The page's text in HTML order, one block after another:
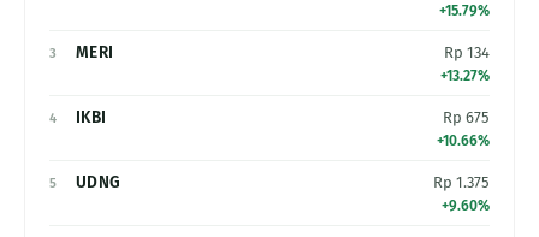
+15.79%
3 MERI Rp 134
+13.27%
4 IKBI Rp 675
+10.66%
5 UDNG Rp 1.375
+9.60%